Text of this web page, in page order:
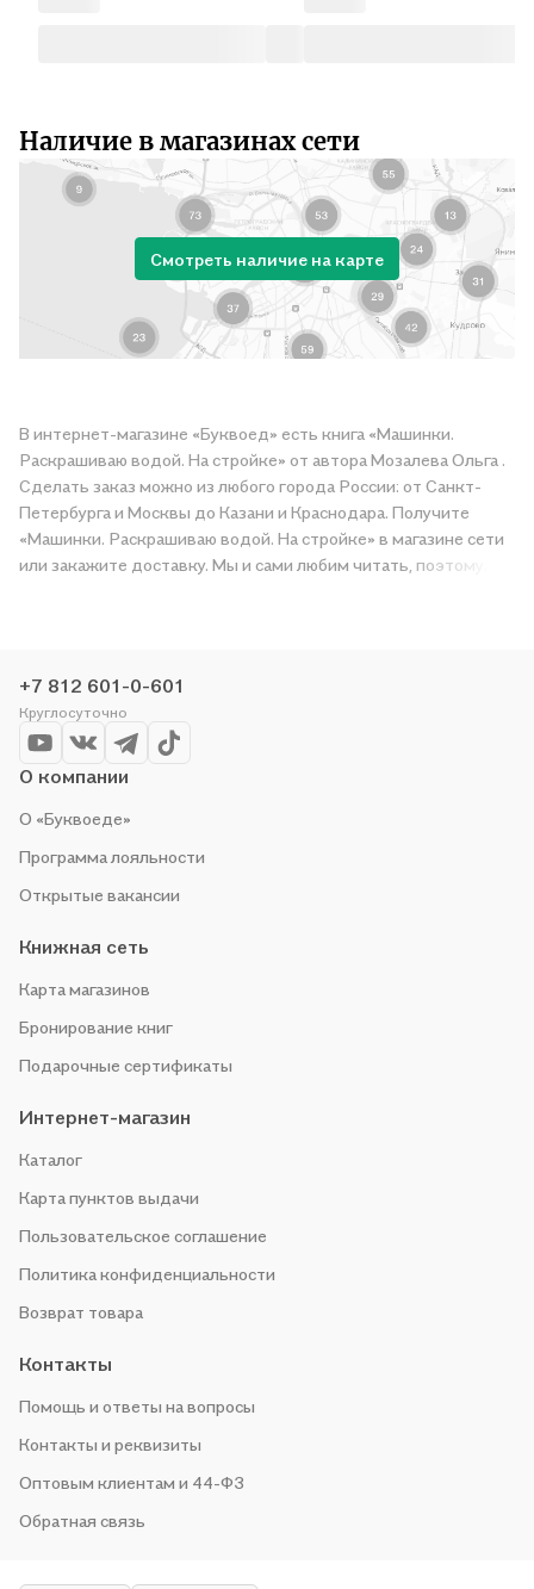
Наличие в магазинах сети
Смотреть наличие на карте
В интернет-магазине «Буквоед» есть книга «Машинки.
Раскрашиваю водой. На стройке» от автора Мозалева Ольга .
Сделать заказ можно из любого города России: от Санкт-
Петербурга и Москвы до Казани и Краснодара. Получите
«Машинки. Раскрашиваю водой. На стройке» в магазине сети
или закажите доставку. Мы и сами любим читать, поэтому
+7 812 601-0-601
Круглосуточно
О компании
О «Буквоеде»
Программа лояльности
Открытые вакансии
Книжная сеть
Карта магазинов
Бронирование книг
Подарочные сертификаты
Интернет-магазин
Каталог
Карта пунктов выдачи
Пользовательское соглашение
Политика конфиденциальности
Возврат товара
Контакты
Помощь и ответы на вопросы
Контакты и реквизиты
Оптовым клиентам и 44-ФЗ
Обратная связь